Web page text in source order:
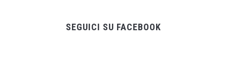
SEGUICI SU FACEBOOK